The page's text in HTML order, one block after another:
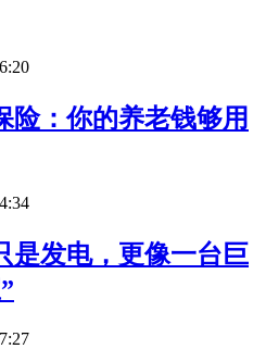
险：你的养老钱够用
是发电，更像一台巨